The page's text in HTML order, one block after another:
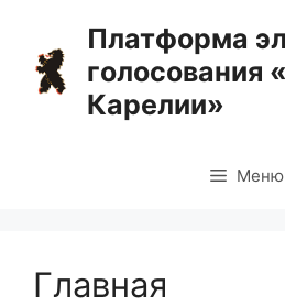
содержимому
Платформа
голосования
Карелии»
Меню
Главная